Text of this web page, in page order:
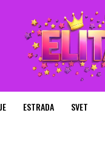
ESTRADA SVET